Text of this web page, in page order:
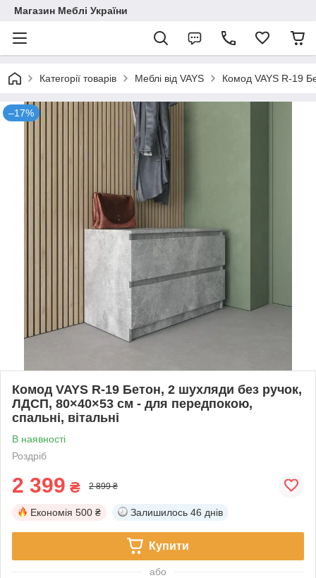
Магазин Меблі України
Категорії товарів Меблі від VAYS Комод VAYS R-19
–17%
Комод VAYS R-19 Бетон, 2 шухляди без ручок,
ЛДСП, 80×40×53 см - для передпокою,
спальні, вітальні
В наявності
Роздріб
2 399 ₴ 2 899 ₴
Економія 500 ₴ Залишилось 46 днів
Купити
або